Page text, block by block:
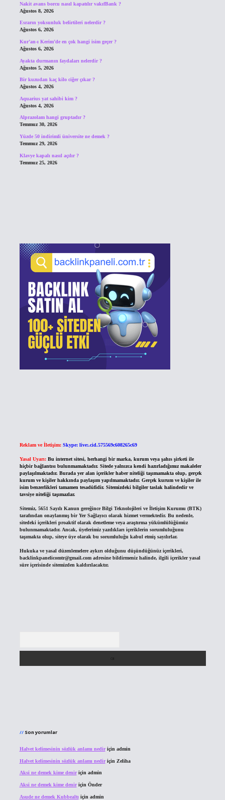
Nakit avans borcu nasıl kapatılır vakıfBank ?
Ağustos 8, 2026
Esrarın yoksunluk belirtileri nelerdir ?
Ağustos 6, 2026
Kur’an-ı Kerim’de en çok hangi isim geçer ?
Ağustos 6, 2026
Ayakta durmanın faydaları nelerdir ?
Ağustos 5, 2026
Bir kuzudan kaç kilo ciğer çıkar ?
Ağustos 4, 2026
Aquarius yat sahibi kim ?
Ağustos 4, 2026
Alprazolam hangi gruptadır ?
Temmuz 30, 2026
Yüzde 50 indirimli üniversite ne demek ?
Temmuz 29, 2026
Klavye kapalı nasıl açılır ?
Temmuz 25, 2026
Reklam ve İletişim: Skype: live:.cid.575569c608265c69
Yasal Uyarı: Bu internet sitesi, herhangi bir marka, kurum veya şahıs şirketi ile
hiçbir bağlantısı bulunmamaktadır. Sitede yalnızca kendi hazırladığımız makaleler
paylaşılmaktadır. Burada yer alan içerikler haber niteliği taşımamakta olup, gerçek
kurum ve kişiler hakkında paylaşım yapılmamaktadır. Gerçek kurum ve kişiler ile
isim benzerlikleri tamamen tesadüfidir. Sitemizdeki bilgiler taslak halindedir ve
tavsiye niteliği taşımazlar.
Sitemiz, 5651 Sayılı Kanun gereğince Bilgi Teknolojileri ve İletişim Kurumu (BTK)
tarafından onaylanmış bir Yer Sağlayıcı olarak hizmet vermektedir. Bu nedenle,
sitedeki içerikleri proaktif olarak denetleme veya araştırma yükümlülüğümüz
bulunmamaktadır. Ancak, üyelerimiz yazdıkları içeriklerin sorumluluğunu
taşımakta olup, siteye üye olarak bu sorumluluğu kabul etmiş sayılırlar.
Hukuka ve yasal düzenlemelere aykırı olduğunu düşündüğünüz içerikleri,
backlinkpanelicomtr@gmail.comadresine bildirmeniz halinde, ilgili içerikler yasal
süre içerisinde sitemizden kaldırılacaktır.
Son yorumlar
Halvet kelimesinin sözlük anlamı nediriçin admin
Halvet kelimesinin sözlük anlamı nediriçin Zeliha
Aksi ne demek kime deniriçin admin
Aksi ne demek kime deniriçin Önder
Asude ne demek Kubbealtı için admin